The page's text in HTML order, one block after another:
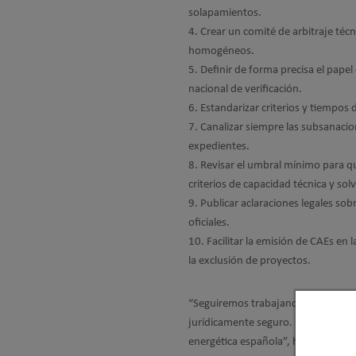
solapamientos.
Crear un comité de arbitraje
homogéneos.
Definir de forma precisa el
nacional de verificación.
Estandarizar criterios y tiempos
Canalizar siempre las
expedientes.
Revisar el umbral mínimo para
criterios de capacidad técnica y
Publicar aclaraciones legales
oficiales.
Facilitar la emisión de CAEs
la exclusión de proyectos.
“Seguiremos trabajando para que
jurídicamente seguro. El Decálogo
energética española”, ha señalado